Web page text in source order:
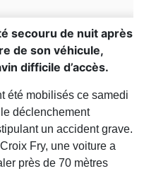
secouru de nuit après
de son véhicule,
difficile d’accès.
été mobilisés ce samedi
déclenchement
un accident grave.
Fry, une voiture a
près de 70 mètres